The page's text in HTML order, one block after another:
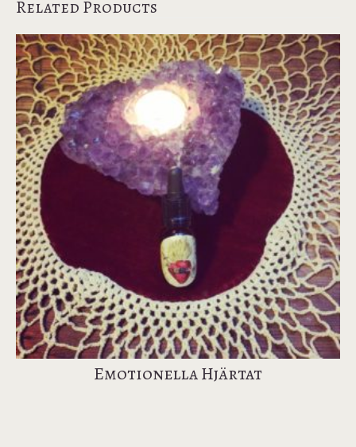
Related Products
Emotionella Hjärtat